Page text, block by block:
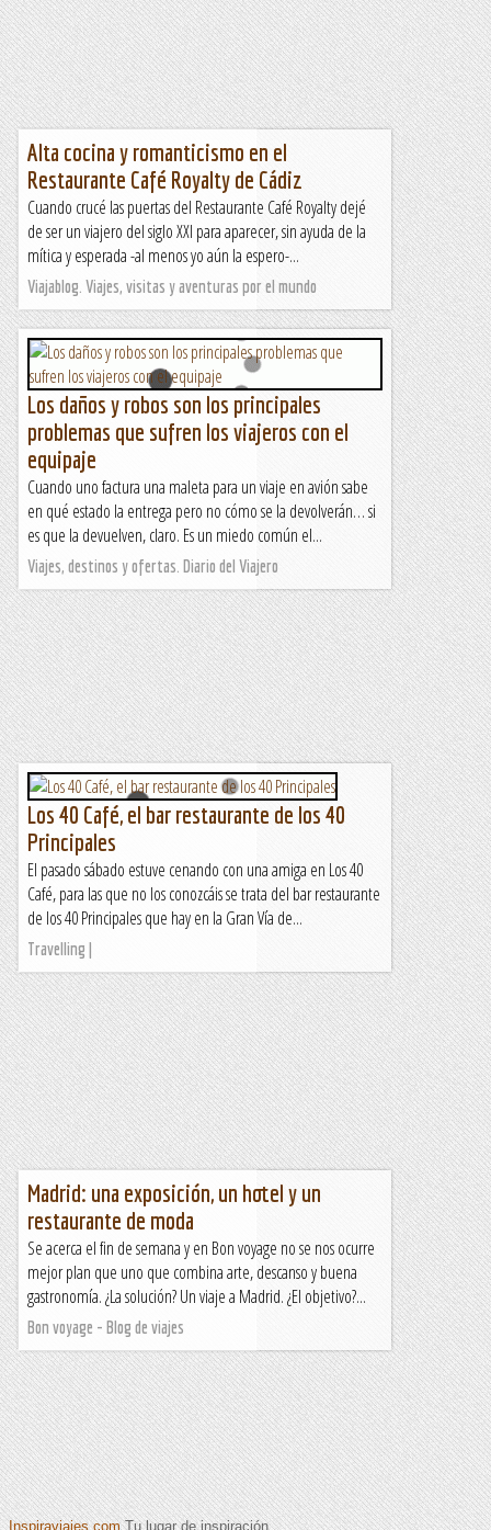
Alta cocina y romanticismo en el
Restaurante Café Royalty de Cádiz
Cuando crucé las puertas del Restaurante Café Royalty dejé
de ser un viajero del siglo XXI para aparecer, sin ayuda de la
mítica y esperada -al menos yo aún la espero-...
Viajablog. Viajes, visitas y aventuras por el mundo
Los daños y robos son los principales
problemas que sufren los viajeros con el
equipaje
Cuando uno factura una maleta para un viaje en avión sabe
en qué estado la entrega pero no cómo se la devolverán… si
es que la devuelven, claro. Es un miedo común el...
Viajes, destinos y ofertas. Diario del Viajero
Los 40 Café, el bar restaurante de los 40
Principales
El pasado sábado estuve cenando con una amiga en Los 40
Café, para las que no los conozcáis se trata del bar restaurante
de los 40 Principales que hay en la Gran Vía de...
Travelling |
Madrid: una exposición, un hotel y un
restaurante de moda
Se acerca el fin de semana y en Bon voyage no se nos ocurre
mejor plan que uno que combina arte, descanso y buena
gastronomía. ¿La solución? Un viaje a Madrid. ¿El objetivo?...
Bon voyage - Blog de viajes